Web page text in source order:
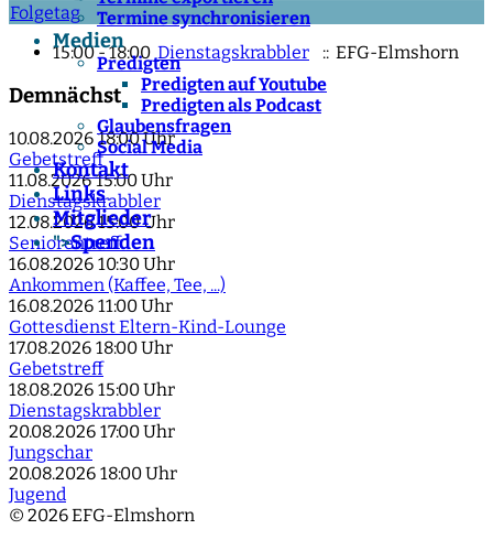
Termine synchronisieren
Medien
Predigten
Predigten auf Youtube
Predigten als Podcast
Glaubensfragen
Social Media
Kontakt
Links
Mitglieder
">Spenden
Folgetag
15:00 - 18:00Dienstagskrabbler :: EFG-Elmshorn
Demnächst
10.08.2026 18:00 Uhr
Gebetstreff
11.08.2026 15:00 Uhr
Dienstagskrabbler
12.08.2026 15:00 Uhr
Seniorentreff
16.08.2026 10:30 Uhr
Ankommen (Kaffee, Tee, ...)
16.08.2026 11:00 Uhr
Gottesdienst Eltern-Kind-Lounge
17.08.2026 18:00 Uhr
Gebetstreff
18.08.2026 15:00 Uhr
Dienstagskrabbler
20.08.2026 17:00 Uhr
Jungschar
20.08.2026 18:00 Uhr
Jugend
© 2026 EFG-Elmshorn